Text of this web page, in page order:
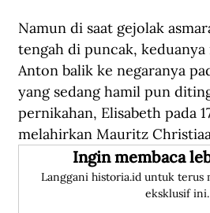
Namun di saat gejolak
tengah di puncak, keduanya
Anton balik ke negaranya
yang sedang hamil pun
pernikahan, Elisabeth pada
melahirkan Mauritz
Ingin membaca
Langgani historia.id untuk terus
eksklusif ini.